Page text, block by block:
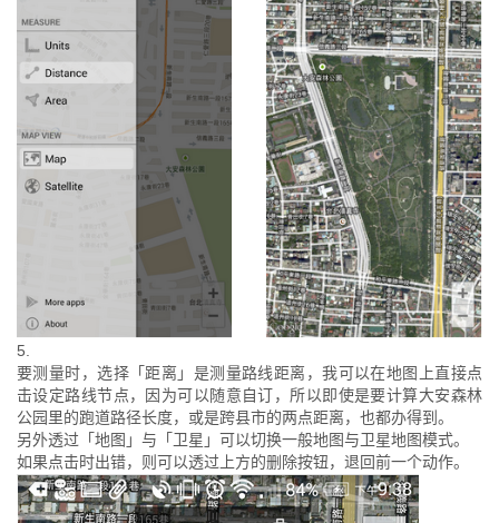
5.
要测量时，选择「距离」是测量路线距离，我可以在地图上直接点
击设定路线节点，因为可以随意自订，所以即使是要计算大安森林
公园里的跑道路径长度，或是跨县市的两点距离，也都办得到。
另外透过「地图」与「卫星」可以切换一般地图与卫星地图模式。
如果点击时出错，则可以透过上方的删除按钮，退回前一个动作。